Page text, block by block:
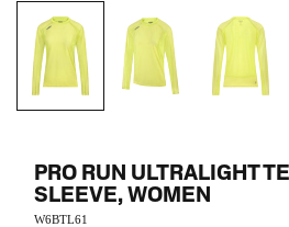
PRO RUN ULTRALIGHT
SLEEVE, WOMEN
W6BTL61